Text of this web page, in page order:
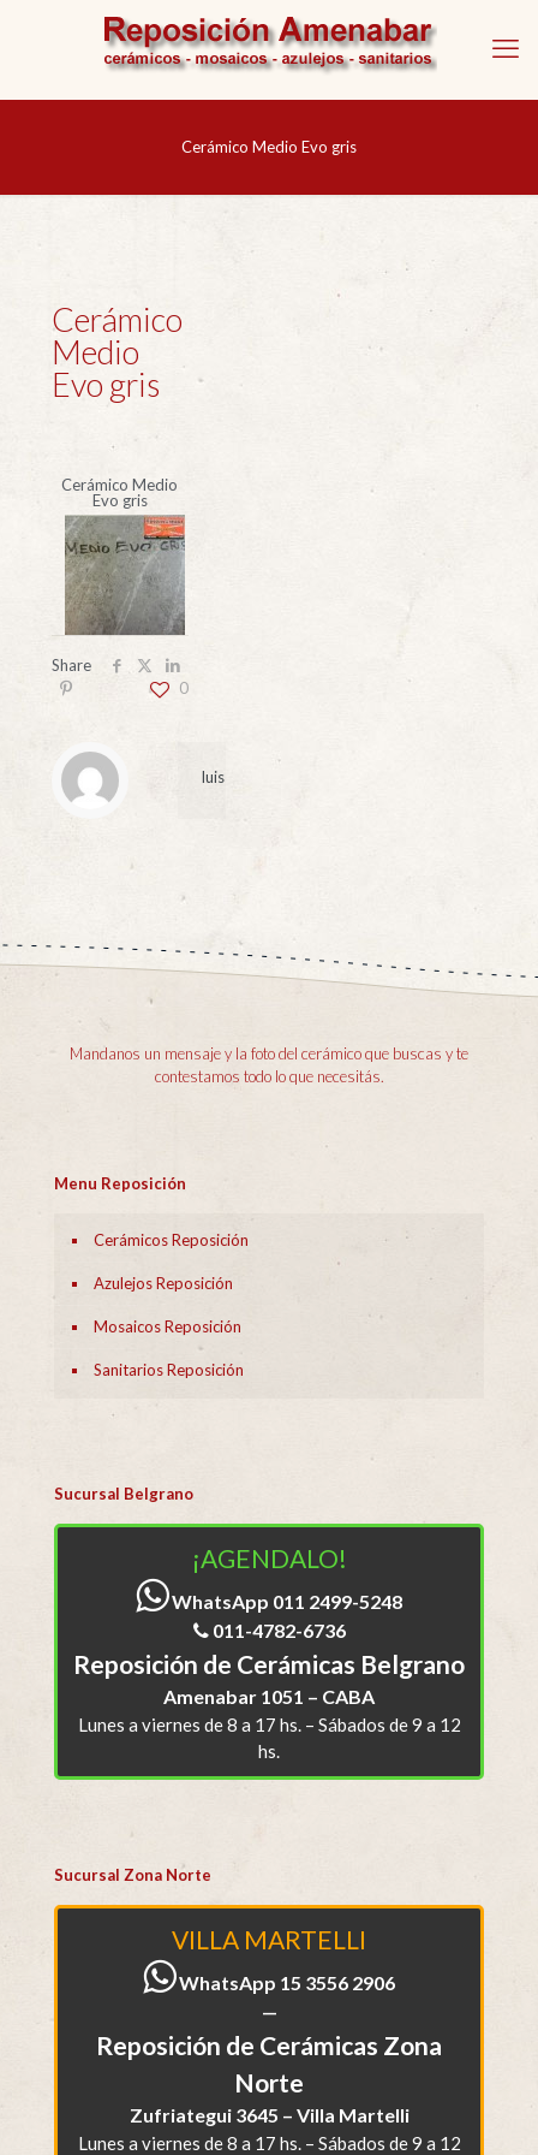
Cerámico Medio Evo gris
Cerámico
Medio
Evo gris
Cerámico Medio
Evo gris
Share
0
luis
Mandanos un mensaje y la foto del cerámico que buscas y te
contestamos todo lo que necesitás.
Menu Reposición
Cerámicos Reposición
Azulejos Reposición
Mosaicos Reposición
Sanitarios Reposición
Sucursal Belgrano
¡AGENDALO!
WhatsApp 011 2499-5248
011-4782-6736
Reposición de Cerámicas Belgrano
Amenabar 1051 – CABA
Lunes a viernes de 8 a 17 hs. – Sábados de 9 a 12
hs.
Sucursal Zona Norte
VILLA MARTELLI
WhatsApp 15 3556 2906
—
Reposición de Cerámicas Zona
Norte
Zufriategui 3645 – Villa Martelli
Lunes a viernes de 8 a 17 hs. – Sábados de 9 a 12